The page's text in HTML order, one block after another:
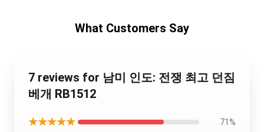
What Customers Say
7 reviews for 남미 인도: 전쟁 최고 던짐
베개 RB1512
★★★★★ 71%